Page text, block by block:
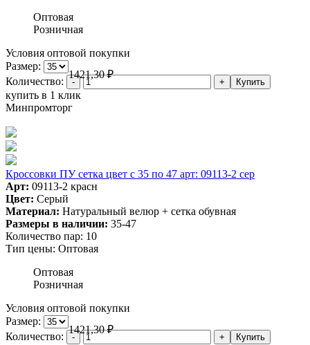
Оптовая
Розничная
Условия оптовой покупки
Размер:
1421,30₽
Количество:
купить в 1 клик
Минпромторг
Кроссовки ПУ сетка цвет с 35 по 47 арт: 09113-2 сер
Арт: 09113-2 красн
Цвет: Серый
Материал: Натуральный велюр + сетка обувная
Размеры в наличии: 35-47
Количество пар: 10
Тип цены: Оптовая
Оптовая
Розничная
Условия оптовой покупки
Размер:
1421,30₽
Количество: